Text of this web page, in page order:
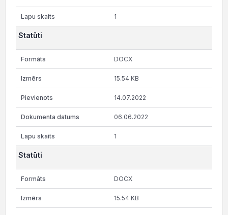
1
Statūti
DOCX
15.54 KB
14.07.2022
06.06.2022
1
Statūti
DOCX
15.54 KB